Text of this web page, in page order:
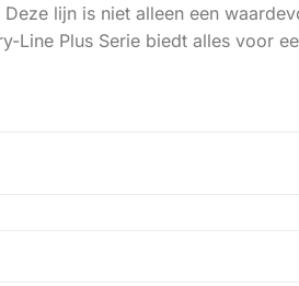
lijn is niet alleen een
Line Plus Serie biedt alles voor